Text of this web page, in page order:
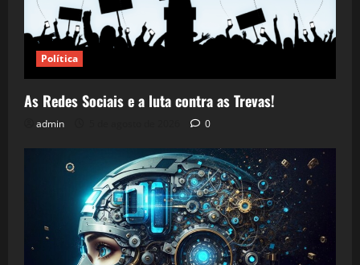
Política
As Redes Sociais e a luta contra as Trevas!
admin 0